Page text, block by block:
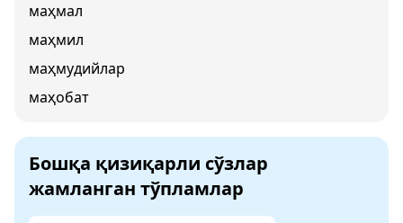
маҳмал
маҳмил
маҳмудийлар
маҳобат
Бошқа қизиқарли сўзлар
жамланган тўпламлар